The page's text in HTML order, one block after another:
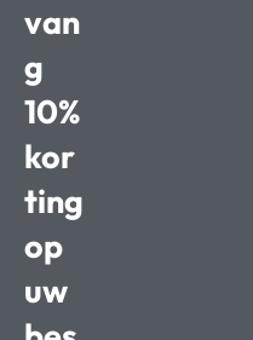
van
g
10%
kor
ting
op
uw